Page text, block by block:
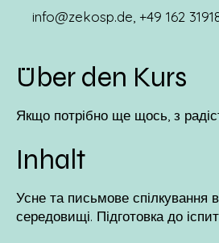
info@zekosp.de , +49 162
Über den Kurs
Якщо потрібно ще щось, з
Inhalt
Усне та письмове спілкування
середовищі. Підготовка до